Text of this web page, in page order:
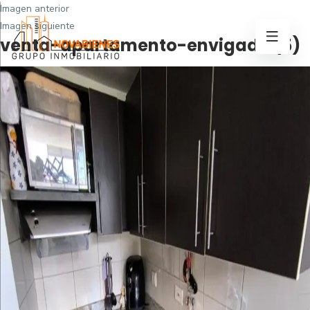
Imagen anterior
Imagen siguiente
venta-apartamento-envigado (5)